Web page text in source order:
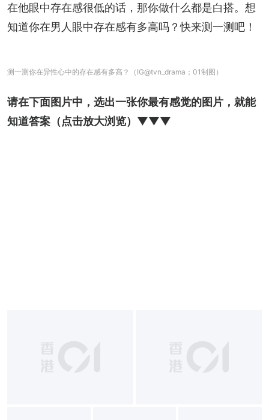
在他眼中存在感很低的话，那你做什么都是白搭。想
知道你在男人眼中存在感有多高吗？快来测一测吧！
测一测你在异性心中的存在感有多高？（IG@tvn_drama；01制图）
请在下面图片中，选出一张你最有感觉的图片，就能
知道答案（点击放大浏览）▼▼▼